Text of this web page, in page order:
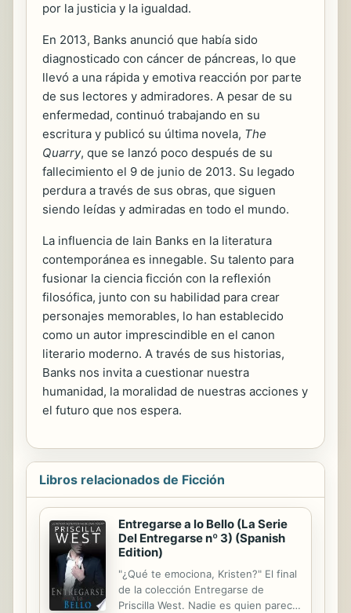
por la justicia y la igualdad.
En 2013, Banks anunció que había sido
diagnosticado con cáncer de páncreas, lo que
llevó a una rápida y emotiva reacción por parte
de sus lectores y admiradores. A pesar de su
enfermedad, continuó trabajando en su
escritura y publicó su última novela, The
Quarry, que se lanzó poco después de su
fallecimiento el 9 de junio de 2013. Su legado
perdura a través de sus obras, que siguen
siendo leídas y admiradas en todo el mundo.
La influencia de Iain Banks en la literatura
contemporánea es innegable. Su talento para
fusionar la ciencia ficción con la reflexión
filosófica, junto con su habilidad para crear
personajes memorables, lo han establecido
como un autor imprescindible en el canon
literario moderno. A través de sus historias,
Banks nos invita a cuestionar nuestra
humanidad, la moralidad de nuestras acciones y
el futuro que nos espera.
Libros relacionados de Ficción
Entregarse a lo Bello (La Serie
Del Entregarse nº 3) (Spanish
Edition)
"¿Qué te emociona, Kristen?" El final
de la colección Entregarse de
Priscilla West. Nadie es quien parece